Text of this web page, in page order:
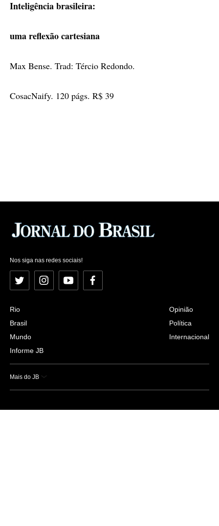
Inteligência brasileira:
uma reflexão cartesiana
Max Bense. Trad: Tércio Redondo.
CosacNaify. 120 págs. R$ 39
Nos siga nas redes sociais!
Twitter InstagramYouTubeFacebook
Rio
Brasil
Mundo
Informe JB
Opinião
Política
Internacional
Mais do JB
Esportes